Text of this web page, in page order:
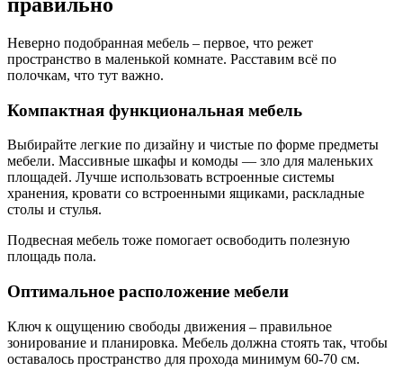
Неверно подобранная мебель – первое, что режет
пространство в маленькой комнате. Расставим всё по
полочкам, что тут важно.
Компактная функциональная мебель
Выбирайте легкие по дизайну и чистые по форме предметы
мебели. Массивные шкафы и комоды — зло для маленьких
площадей. Лучше использовать встроенные системы
хранения, кровати со встроенными ящиками, раскладные
столы и стулья.
Подвесная мебель тоже помогает освободить полезную
площадь пола.
Оптимальное расположение мебели
Ключ к ощущению свободы движения – правильное
зонирование и планировка. Мебель должна стоять так, чтобы
оставалось пространство для прохода минимум 60-70 см.